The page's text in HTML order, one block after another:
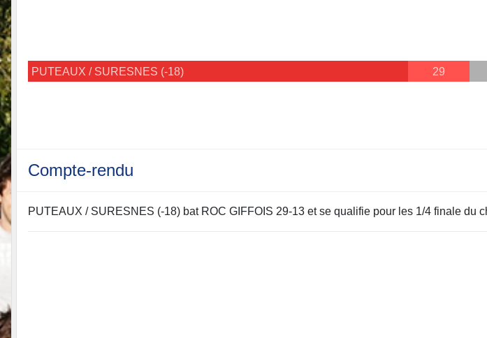
PUTEAUX / SURESNES (-18) 29
Compte-rendu
PUTEAUX / SURESNES (-18) bat ROC GIFFOIS 29-13 et se qualifie pour les 1/4 finale du